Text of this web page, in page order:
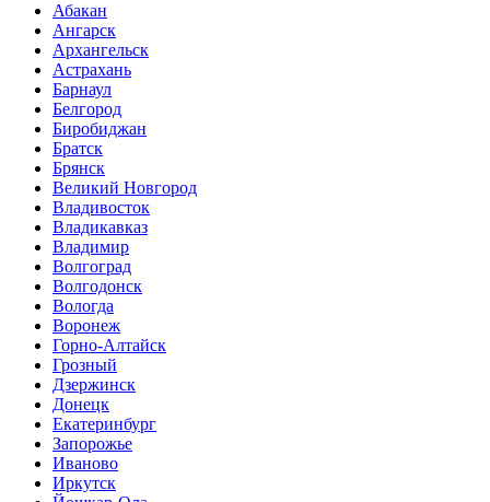
Абакан
Ангарск
Архангельск
Астрахань
Барнаул
Белгород
Биробиджан
Братск
Брянск
Великий Новгород
Владивосток
Владикавказ
Владимир
Волгоград
Волгодонск
Вологда
Воронеж
Горно-Алтайск
Грозный
Дзержинск
Донецк
Екатеринбург
Запорожье
Иваново
Иркутск